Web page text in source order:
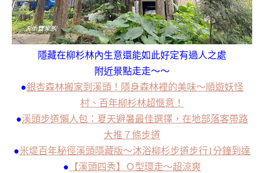
隱藏在柳杉林內生意還能如此好定有過人之處
附近景點走走～～
●銀杏森林搬家到溪頭！隱身森林裡的美味～順遊妖怪
村、百年柳杉林超愜意！
●溪頭步道懶人包：夏天避暑最佳選擇，在地部落客帶路
大推７條步道
●米堤百年秘徑溪頭隱藏版～沐浴柳杉步道步行1分鐘到達
● 【溪頭四秀】Ｏ型環走～超涼爽